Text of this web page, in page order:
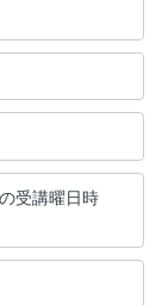
受講曜日時